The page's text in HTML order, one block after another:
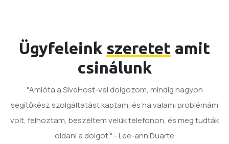
Ügyfeleink szeretet amit
csinálunk
"Amióta a SiveHost-val dolgozom, mindig nagyon
segítőkész szolgáltatást kaptam, és ha valami problémám
volt, felhoztam, beszéltem velük telefonon, és meg tudták
oldani a dolgot." - Lee-ann Duarte